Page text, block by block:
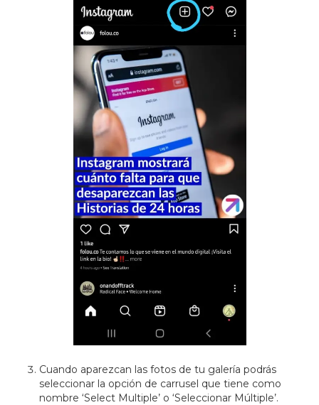
Cuando aparezcan las fotos de tu galería podrás
seleccionar la opción de carrusel que tiene como
nombre ‘Select Multiple’ o ‘Seleccionar Múltiple’.